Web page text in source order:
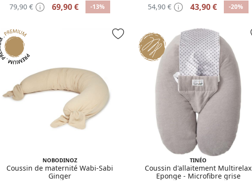
79,90 €
69,90 € -13%
54,90 €
43,90 € -20%
NOBODINOZ
Coussin de maternité Wabi-Sabi
Ginger
TINÉO
Coussin d'allaitement Multirelax
Eponge - Microfibre grise